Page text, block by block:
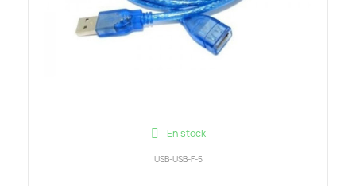
En stock
USB-USB-F-5